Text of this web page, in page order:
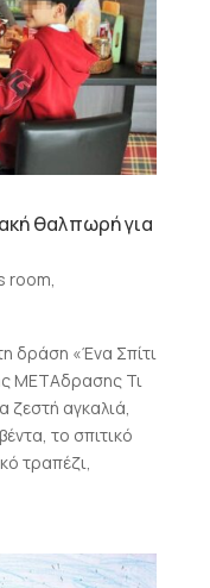
θαλπωρή για
room,
δράση «Ένα Σπίτι
ΜΕΤΑδρασης Τι
ζεστή αγκαλιά,
το σπιτικό
τραπέζι,